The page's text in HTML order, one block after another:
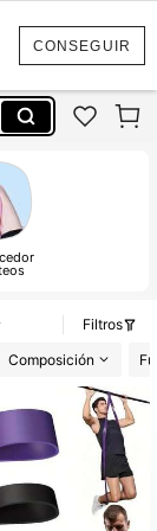
CONSEGUIR
Filtros
Composición